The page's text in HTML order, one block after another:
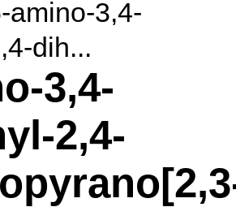
amino-3,4-
dih...
3,4-
2,4-